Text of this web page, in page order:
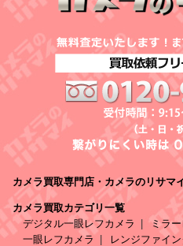
カメラ買取専門店・カメラのリサマ
カメラ買取カテゴリ一覧
デジタル一眼レフカメラ
ミラ
一眼レフカメラ
レンジファイ